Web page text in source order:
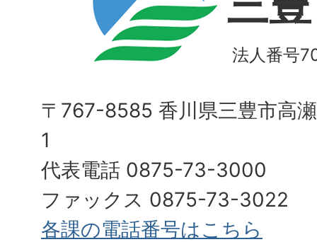
法人番号
〒767-8585 香川県三豊市高
1
代表電話 0875-73-3000
ファックス 0875-73-3022
各課の電話番号はこちら